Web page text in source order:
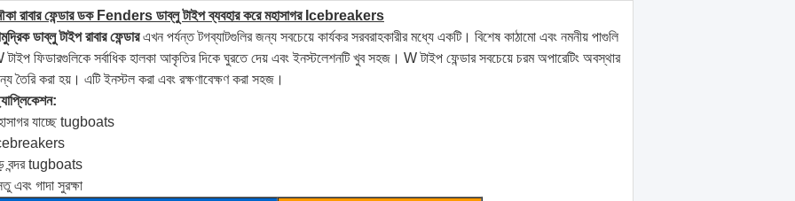
রাবার ফেন্ডার ডক Fenders ডাব্লু টাইপ ব্যবহার করে মহাসাগর Icebreakers
ডাব্লু টাইপ রাবার ফেন্ডারএখন পর্যন্ত টগব্যাটগুলির জন্য সবচেয়ে কার্যকর সরবরাহকারীর মধ্যে একটি। বিশেষ কাঠামো এবং নমনীয় পাগুলি
টাইপ ফিডারগুলিকে সর্বাধিক হালকা আকৃতির দিকে ঘুরতে দেয় এবং ইনস্টলেশনটি খুব সহজ। W টাইপ ফেন্ডার সবচেয়ে চরম অপারেটিং অবস্থার
তৈরি করা হয়। এটি ইনস্টল করা এবং রক্ষণাবেক্ষণ করা সহজ।
যাচ্ছে tugboats
বন্দর tugboats
এবং গাদা সুরক্ষা